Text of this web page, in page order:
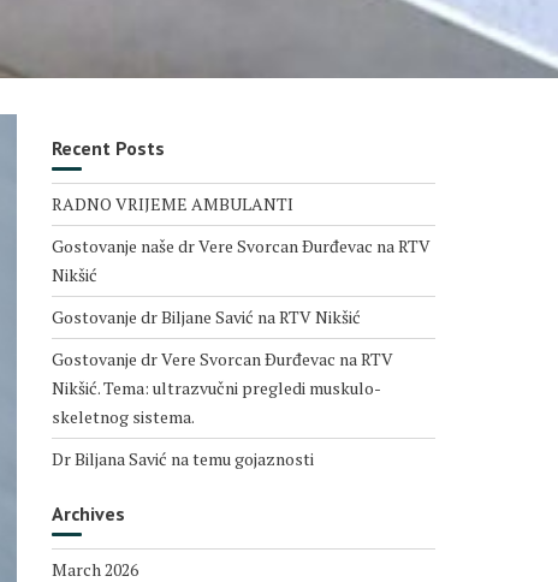
Recent Posts
RADNO VRIJEME AMBULANTI
Gostovanje naše dr Vere Svorcan Ðurđevac na RTV
Nikšić
Gostovanje dr Biljane Savić na RTV Nikšić
Gostovanje dr Vere Svorcan Ðurđevac na RTV
Nikšić. Tema: ultrazvučni pregledi muskulo-
skeletnog sistema.
Dr Biljana Savić na temu gojaznosti
Archives
March 2026